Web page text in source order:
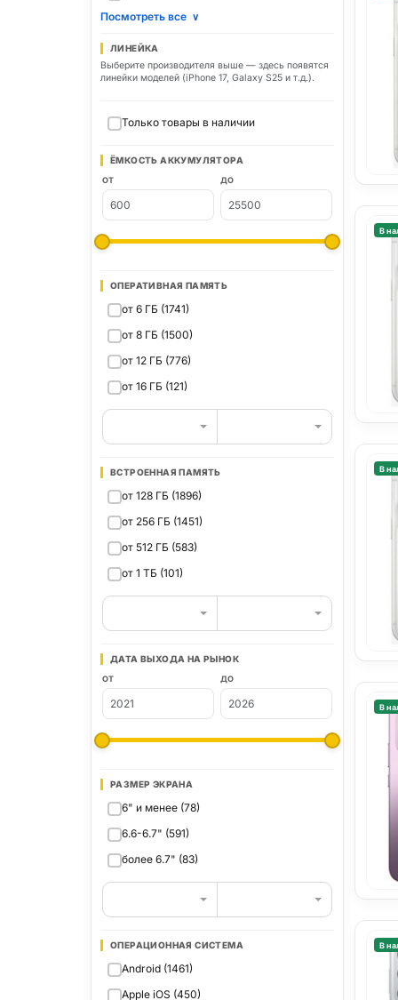
Посмотреть все ∨
ЛИНЕЙКА
Выберите производителя выше — здесь появятся
линейки моделей (iPhone 17, Galaxy S25 и т.д.).
Только товары в наличии
ЁМКОСТЬ АККУМУЛЯТОРА
ОТ ДО
ОПЕРАТИВНАЯ ПАМЯТЬ
от 6 ГБ (1741)
от 8 ГБ (1500)
от 12 ГБ (776)
от 16 ГБ (121)
ВСТРОЕННАЯ ПАМЯТЬ
от 128 ГБ (1896)
от 256 ГБ (1451)
от 512 ГБ (583)
от 1 ТБ (101)
ДАТА ВЫХОДА НА РЫНОК
ОТ ДО
РАЗМЕР ЭКРАНА
6" и менее (78)
6.6-6.7" (591)
более 6.7" (83)
ОПЕРАЦИОННАЯ СИСТЕМА
Android (1461)
Apple iOS (450)
В
В
В
В